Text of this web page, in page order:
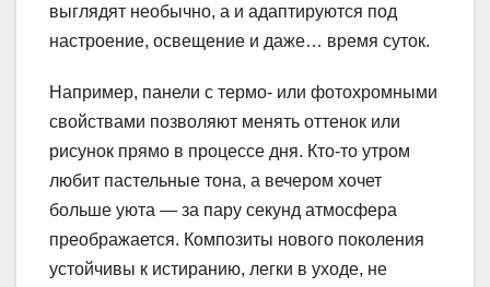
выглядят необычно, а и адаптируются под
настроение, освещение и даже… время суток.
Например, панели с термо- или фотохромными
свойствами позволяют менять оттенок или
рисунок прямо в процессе дня. Кто-то утром
любит пастельные тона, а вечером хочет
больше уюта — за пару секунд атмосфера
преображается. Композиты нового поколения
устойчивы к истиранию, легки в уходе, не